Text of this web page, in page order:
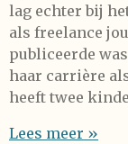
lag echter bij
als freelance
publiceerde
haar carrière
heeft twee
Lees meer »